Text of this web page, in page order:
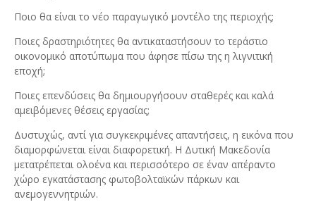
Ποιο θα είναι το νέο παραγωγικό μοντέλο της περιοχής;
Ποιες δραστηριότητες θα αντικαταστήσουν το τεράστιο
οικονομικό αποτύπωμα που άφησε πίσω της η λιγνιτική
εποχή;
Ποιες επενδύσεις θα δημιουργήσουν σταθερές και καλά
αμειβόμενες θέσεις εργασίας;
Δυστυχώς, αντί για συγκεκριμένες απαντήσεις, η εικόνα που
διαμορφώνεται είναι διαφορετική. Η Δυτική Μακεδονία
μετατρέπεται ολοένα και περισσότερο σε έναν απέραντο
χώρο εγκατάστασης φωτοβολταϊκών πάρκων και
ανεμογεννητριών.